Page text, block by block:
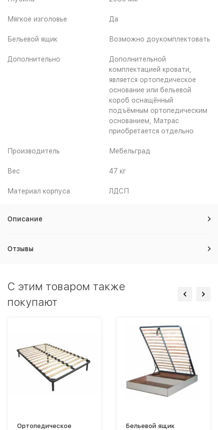
Мягкое изголовье Да
Бельевой ящик Возможно доукомплектовать
Дополнительно
Дополнительной
комплектацией кровати,
является ортопедическое
основание или бельевой
короб оснащённый
подъёмным ортопедическим
основанием, Матрас
приобретается отдельно
Производитель Мебельград
Вес 47 кг
Материал корпуса ЛДСП
Описание
Отзывы
C этим товаром также
покупают
Ортопедическое
Бельевой ящик